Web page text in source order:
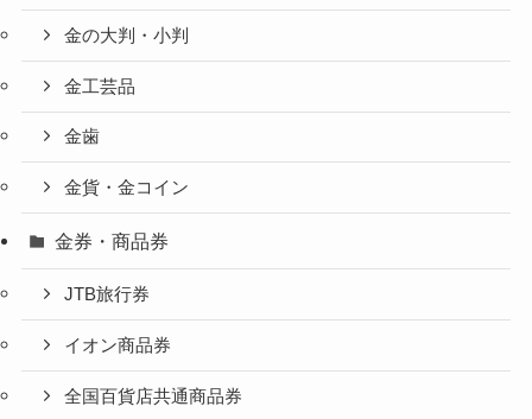
金の大判・小判
金工芸品
金歯
金貨・金コイン
金券・商品券
JTB旅行券
イオン商品券
全国百貨店共通商品券